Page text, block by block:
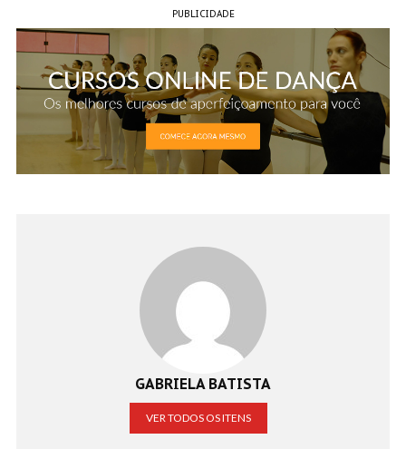
PUBLICIDADE
GABRIELA BATISTA
VER TODOS OS ITENS